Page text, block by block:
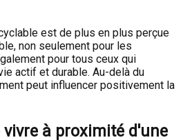
est de plus en plus perçue
non seulement pour les
pour tous ceux qui
actif et durable. Au-delà du
peut influencer positivement la
vivre à proximité d'une